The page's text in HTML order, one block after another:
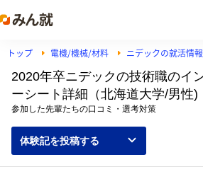
トップ 電機/機械/材料 ニデックの就活情報
2020年卒ニデックの技術職のイ
ーシート詳細（北海道大学/男性)
参加した先輩たちの口コミ・選考対策
体験記を投稿する